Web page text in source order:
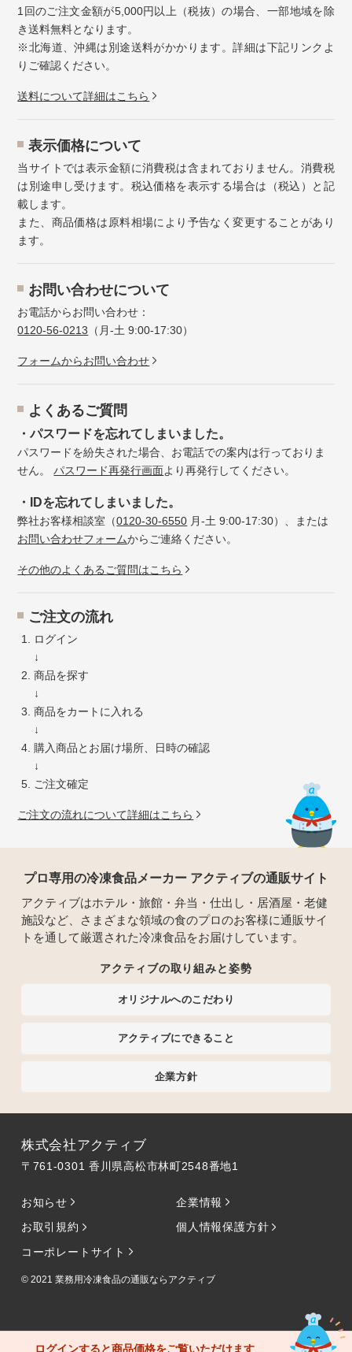
ログインすると商品価格をご覧いただけます
1回のご注文金額が5,000円以上（税抜）の場合、一部地域を除
き送料無料となります。
※北海道、沖縄は別途送料がかかります。詳細は下記リンクよ
りご確認ください。
送料について詳細はこちら
表示価格について
当サイトでは表示金額に消費税は含まれておりません。消費税
は別途申し受けます。税込価格を表示する場合は（税込）と記
載します。
また、商品価格は原料相場により予告なく変更することがあり
ます。
お問い合わせについて
お電話からお問い合わせ：
0120-56-0213 （月-土 9:00-17:30）
フォームからお問い合わせ
よくあるご質問
・パスワードを忘れてしまいました。
パスワードを紛失された場合、お電話での案内は行っておりま
せん。パスワード再発行画面より再発行してください。
・IDを忘れてしまいました。
弊社お客様相談室（0120-30-6550 月-土 9:00-17:30）、または
お問い合わせフォームからご連絡ください。
その他のよくあるご質問はこちら
ご注文の流れ
ログイン
↓
商品を探す
↓
商品をカートに入れる
↓
購入商品とお届け場所、日時の確認
↓
ご注文確定
ご注文の流れについて詳細はこちら
プロ専用の冷凍食品メーカー アクティブの通販サイト
アクティブはホテル・旅館・弁当・仕出し・居酒屋・老健
施設など、さまざまな領域の食のプロのお客様に通販サイ
トを通して厳選された冷凍食品をお届けしています。
アクティブの取り組みと姿勢
オリジナルへのこだわり
アクティブにできること
企業方針
株式会社アクティブ
〒761-0301 香川県高松市林町2548番地1
お知らせ
企業情報
お取引規約
個人情報保護方針
コーポレートサイト
© 2021 業務用冷凍食品の通販ならアクティブ